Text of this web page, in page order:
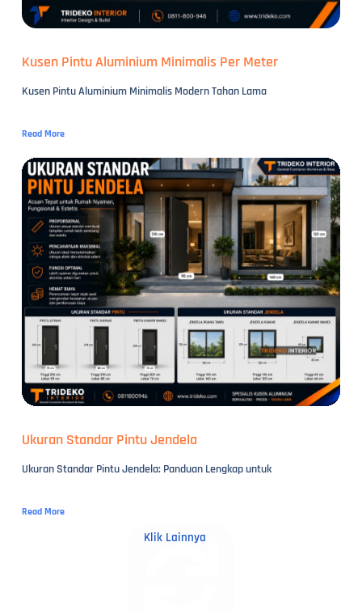
Kusen Pintu Aluminium Minimalis Per Meter
Kusen Pintu Aluminium Minimalis Modern Tahan Lama
Read More
Ukuran Standar Pintu Jendela
Ukuran Standar Pintu Jendela: Panduan Lengkap untuk
Read More
Klik Lainnya